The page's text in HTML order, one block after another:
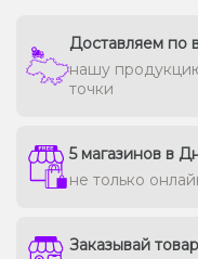
Доставляем по
нашу
точки
5 магазинов в
не только
Заказывай